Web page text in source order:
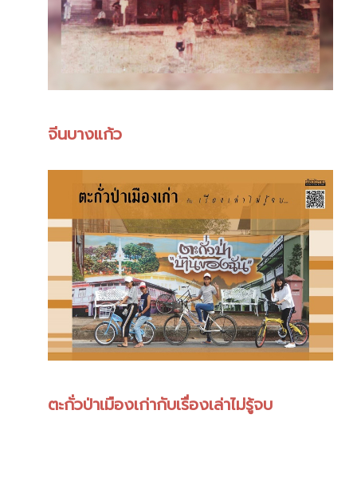
จีนบางแก้ว
ตะกั่วป่าเมืองเก่ากับเรื่องเล่าไม่รู้จบ